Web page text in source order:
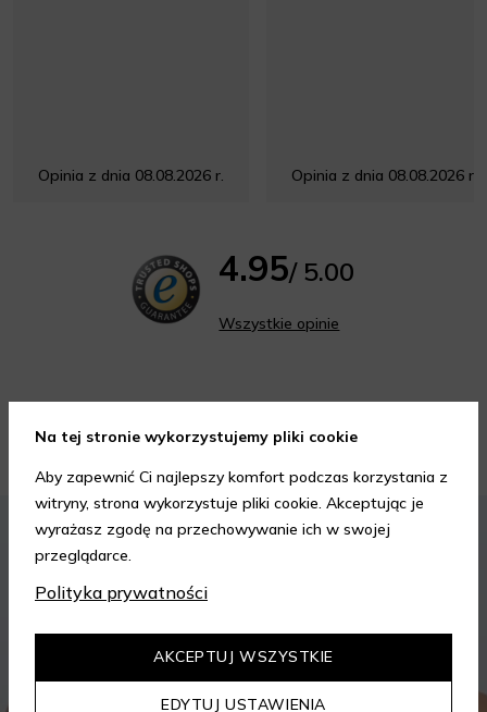
Opinia z dnia 08.08.2026 r. Opinia z dnia 08.08.2026 r.
4.95/ 5.00
Wszystkie opinie
Porady kosmetyczne
PIELĘGNACJA SKÓRY
Na tej stronie wykorzystujemy pliki cookie
Aby zapewnić Ci najlepszy komfort podczas korzystania z
witryny, strona wykorzystuje pliki cookie. Akceptując je
wyrażasz zgodę na przechowywanie ich w swojej
przeglądarce.
Polityka prywatności
EDYTUJ USTAWIENIA
AKCEPTUJ WSZYSTKIE